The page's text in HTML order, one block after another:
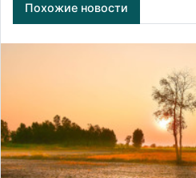
Похожие новости